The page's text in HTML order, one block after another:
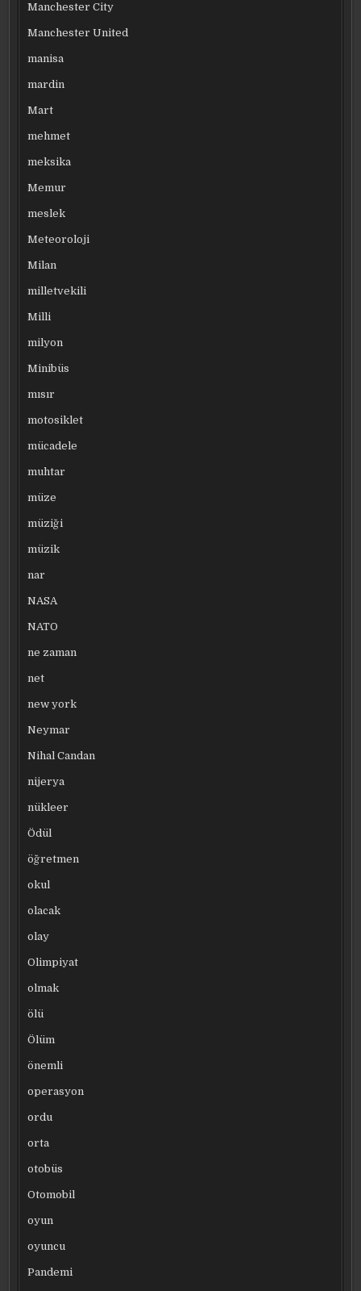
Manchester City
Manchester United
manisa
mardin
Mart
mehmet
meksika
Memur
meslek
Meteoroloji
Milan
milletvekili
Milli
milyon
Minibüs
mısır
motosiklet
mücadele
muhtar
müze
müziği
müzik
nar
NASA
NATO
ne zaman
net
new york
Neymar
Nihal Candan
nijerya
nükleer
Ödül
öğretmen
okul
olacak
olay
Olimpiyat
olmak
ölü
Ölüm
önemli
operasyon
ordu
orta
otobüs
Otomobil
oyun
oyuncu
Pandemi